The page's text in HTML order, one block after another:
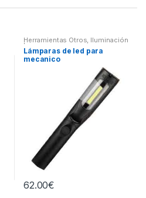
Herramientas Otros, Iluminación
| Linternas Led
Lámparas de led para
mecanico
62.00€